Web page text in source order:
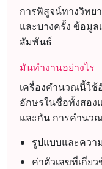
การพิสูจน์ทางวิทย
และบางครั้ง ข้อมูล
สัมพันธ์
มันทำงานอย่างไร
เครื่องคำนวณนี้ใช้
อักษรในชื่อทั้งสอ
และกัน การคำนว
รูปแบบและคว
ค่าตัวเลขที่เกี่ย